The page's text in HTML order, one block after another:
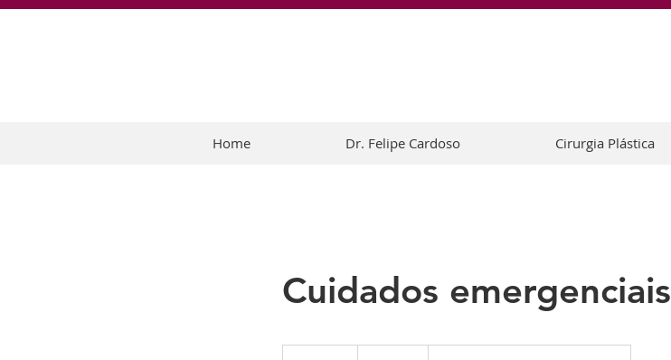
Home Dr. Felipe Cardoso Cirurgia Plástica
Cuidados emergenciais